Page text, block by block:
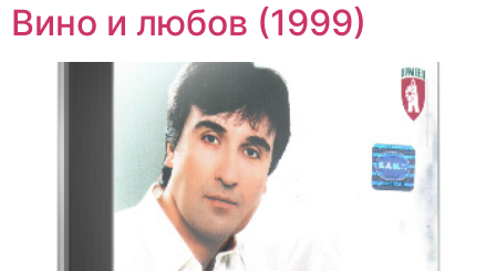
Вино и любов (1999)